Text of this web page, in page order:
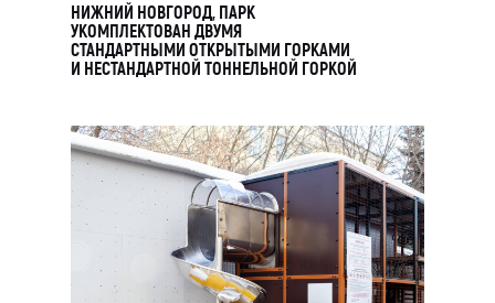
НИЖНИЙ НОВГОРОД, ПАРК
УКОМПЛЕКТОВАН ДВУМЯ
СТАНДАРТНЫМИ ОТКРЫТЫМИ ГОРКАМИ
И НЕСТАНДАРТНОЙ ТОННЕЛЬНОЙ ГОРКОЙ
Ваш телефон *
Название организации *
Даю согласие на обработку персональных
данных в соответствии сполитикой
конфиденциальности, соглашаюсь с
пользовательским соглашением